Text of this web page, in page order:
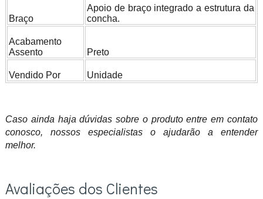
Braço
Apoio de braço integrado a estrutura da
concha.
Acabamento
Assento
Preto
Vendido Por Unidade
Caso ainda haja dúvidas sobre o produto entre em contato
conosco, nossos especialistas o ajudarão a entender
melhor.
Avaliações dos Clientes